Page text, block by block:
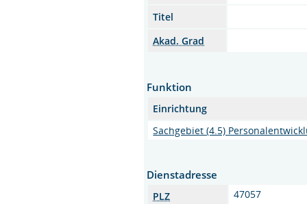
Titel
Akad. Grad
Funktion
Einrichtung
Sachgebiet (4.5)
Dienstadresse
PLZ
47057